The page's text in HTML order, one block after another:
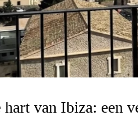
van Ibiza: een